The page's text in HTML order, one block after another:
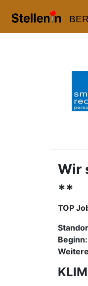
Wir
**
TOP
Beginn: